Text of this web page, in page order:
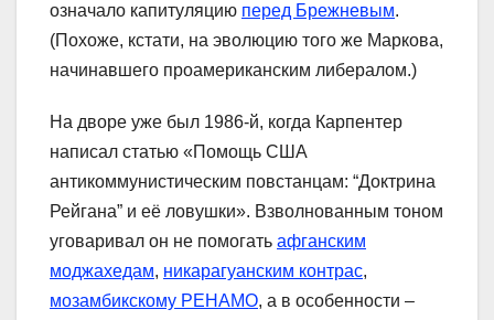
означало капитуляцию перед Брежневым.
(Похоже, кстати, на эволюцию того же Маркова,
начинавшего проамериканским либералом.)
На дворе уже был 1986-й, когда Карпентер
написал статью «Помощь США
антикоммунистическим повстанцам: “Доктрина
Рейгана” и её ловушки». Взволнованным тоном
уговаривал он не помогать афганским
моджахедам, никарагуанским контрас,
мозамбикскому РЕНАМО, а в особенности –